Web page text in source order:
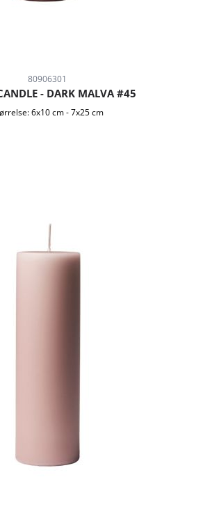
80906301
- DARK MALVA #45
6x10 cm -7x25 cm